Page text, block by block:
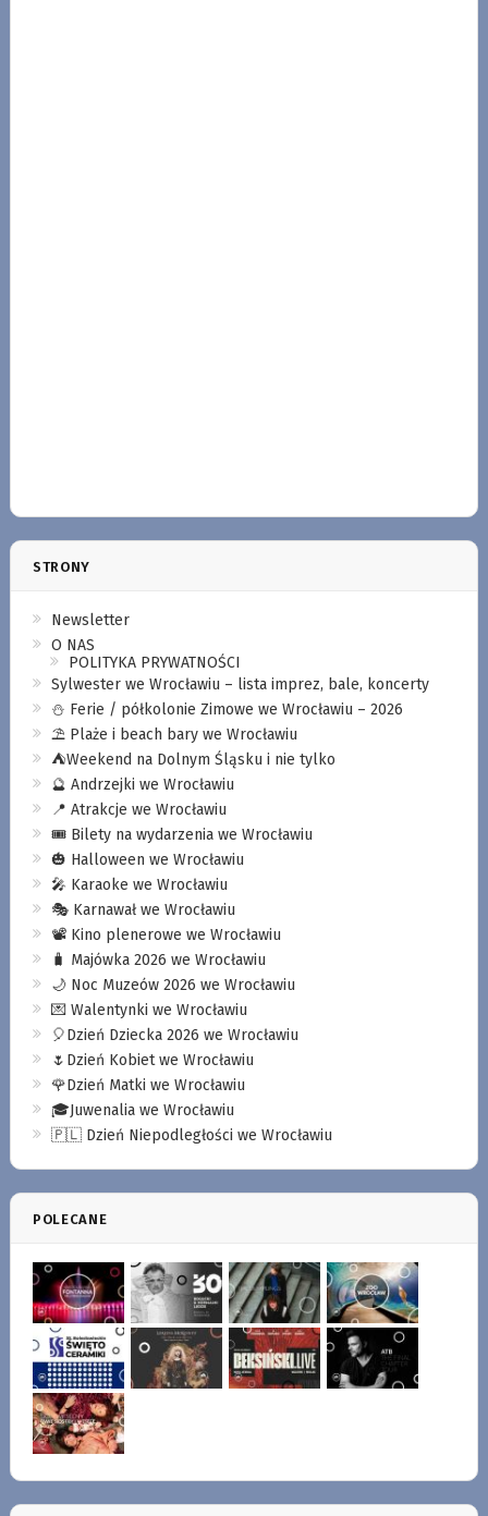
STRONY
Newsletter
O NAS
POLITYKA PRYWATNOŚCI
Sylwester we Wrocławiu – lista imprez, bale, koncerty
⛄️ Ferie / półkolonie Zimowe we Wrocławiu – 2026
⛱️ Plaże i beach bary we Wrocławiu
⛺️Weekend na Dolnym Śląsku i nie tylko
🔮 Andrzejki we Wrocławiu
📍 Atrakcje we Wrocławiu
🎟️ Bilety na wydarzenia we Wrocławiu
🎃 Halloween we Wrocławiu
🎤 Karaoke we Wrocławiu
🎭 Karnawał we Wrocławiu
📽️ Kino plenerowe we Wrocławiu
🧳 Majówka 2026 we Wrocławiu
🌙 Noc Muzeów 2026 we Wrocławiu
💌 Walentynki we Wrocławiu
🎈Dzień Dziecka 2026 we Wrocławiu
🌷Dzień Kobiet we Wrocławiu
🌹Dzień Matki we Wrocławiu
🎓Juwenalia we Wrocławiu
🇵🇱 Dzień Niepodległości we Wrocławiu
POLECANE